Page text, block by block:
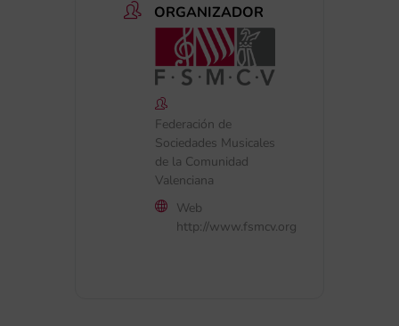
ORGANIZADOR
Federación de
Sociedades Musicales
de la Comunidad
Valenciana
Web
http://www.fsmcv.org